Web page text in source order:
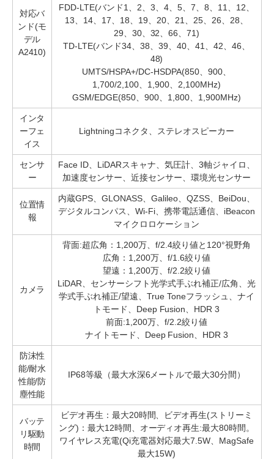
対応バ
ンド(モ
デル
A2410)
FDD-LTE(バンド1、2、3、4、5、7、8、11、12、
13、14、17、18、19、20、21、25、26、28、
29、30、32、66、71)
TD-LTE(バンド34、38、39、40、41、42、46、
48)
UMTS/HSPA+/DC-HSDPA(850、900、
1,700/2,100、1,900、2,100MHz)
GSM/EDGE(850、900、1,800、1,900MHz)
インタ
ーフェ
イス
Lightningコネクタ、ステレオスピーカー
センサ
ー
Face ID、LiDARスキャナ、気圧計、3軸ジャイロ、
加速度センサー、近接センサー、環境光センサー
位置情
報
内蔵GPS、GLONASS、Galileo、QZSS、BeiDou、
デジタルコンパス、Wi-Fi、携帯電話通信、iBeacon
マイクロロケーション
カメラ
背面:超広角：1,200万、f/2.4絞り値と120°視野角
広角：1,200万、f/1.6絞り値
望遠：1,200万、f/2.2絞り値
LiDAR、センサーシフト光学式手ぶれ補正/広角、光
学式手ぶれ補正/望遠、True Toneフラッシュ、ナイ
トモード、Deep Fusion、HDR 3
前面:1,200万、f/2.2絞り値
ナイトモード、Deep Fusion、HDR 3
防沫性
能/耐水
性能/防
塵性能
IP68等級（最大水深6メートルで最大30分間）
バッテ
リ駆動
時間
ビデオ再生：最大20時間、ビデオ再生(ストリーミ
ング)：最大12時間、オーディオ再生:最大80時間。
ワイヤレス充電(Qi充電器対応最大7.5W、MagSafe
最大15W)